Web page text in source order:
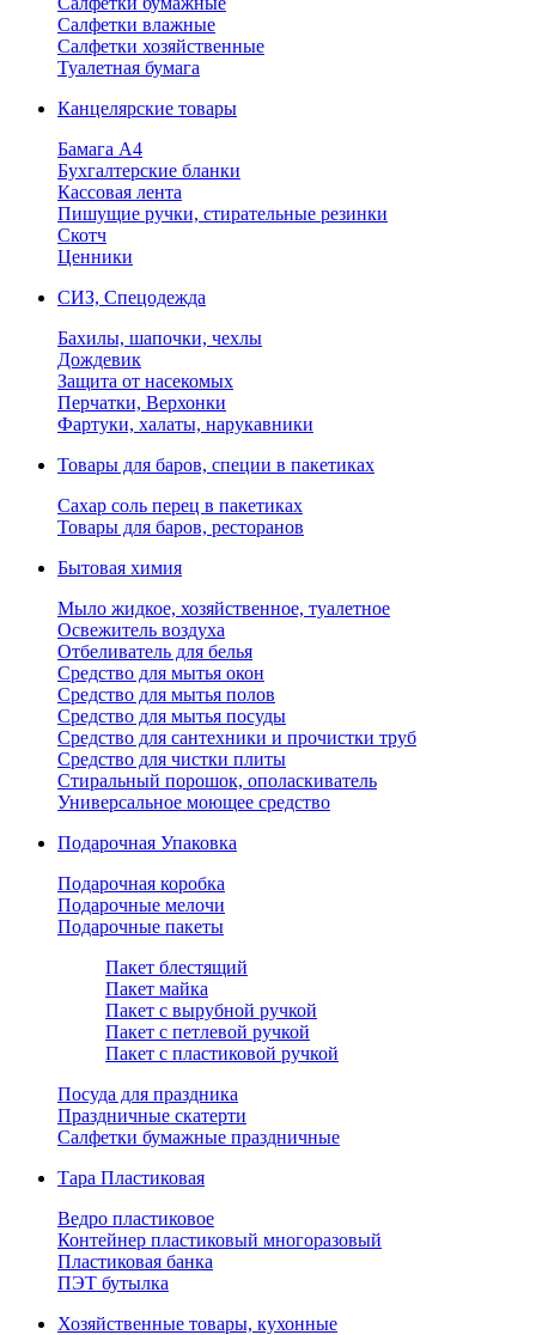
Салфетки влажные
Салфетки хозяйственные
Туалетная бумага
Канцелярские товары
Бамага А4
Бухгалтерские бланки
Кассовая лента
Пишущие ручки, стирательные резинки
Скотч
Ценники
СИЗ, Спецодежда
Бахилы, шапочки, чехлы
Дождевик
Защита от насекомых
Перчатки, Верхонки
Фартуки, халаты, нарукавники
Товары для баров, специи в пакетиках
Сахар соль перец в пакетиках
Товары для баров, ресторанов
Бытовая химия
Мыло жидкое, хозяйственное, туалетное
Освежитель воздуха
Отбеливатель для белья
Средство для мытья окон
Средство для мытья полов
Средство для мытья посуды
Средство для сантехники и прочистки труб
Средство для чистки плиты
Стиральный порошок, ополаскиватель
Универсальное моющее средство
Подарочная Упаковка
Подарочная коробка
Подарочные мелочи
Подарочные пакеты
Пакет блестящий
Пакет майка
Пакет с вырубной ручкой
Пакет с петлевой ручкой
Пакет с пластиковой ручкой
Посуда для праздника
Праздничные скатерти
Салфетки бумажные праздничные
Тара Пластиковая
Ведро пластиковое
Контейнер пластиковый многоразовый
Пластиковая банка
ПЭТ бутылка
Хозяйственные товары, кухонные